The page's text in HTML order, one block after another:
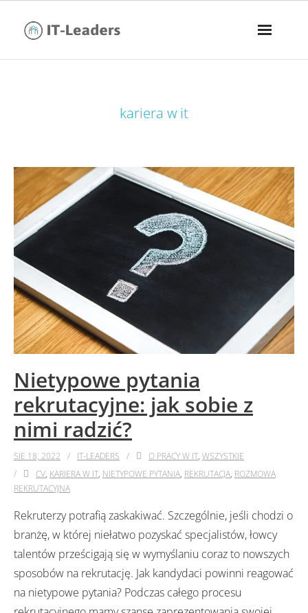
kariera w it
Nietypowe pytania
rekrutacyjne: jak sobie z
nimi radzić?
SIE 18, 2022 IT-LEADERS O PRACY W IT, WSZYSTKIE
CV, KARIERA W IT, NIETYPOWE PYTANIA, REKRUTACJA, ROZMOWA
REKRUTACYJNA
Rekruterzy potrafią zaskakiwać. Szczególnie, jeśli chodzi o
branżę, w której niełatwo pozyskać specjalistów, łowcy
talentów prześcigają się w wymyślaniu coraz to nowszych
sposobów na rekrutację. Jak kandydaci powinni reagować
na nietypowe pytania? Podczas całego procesu